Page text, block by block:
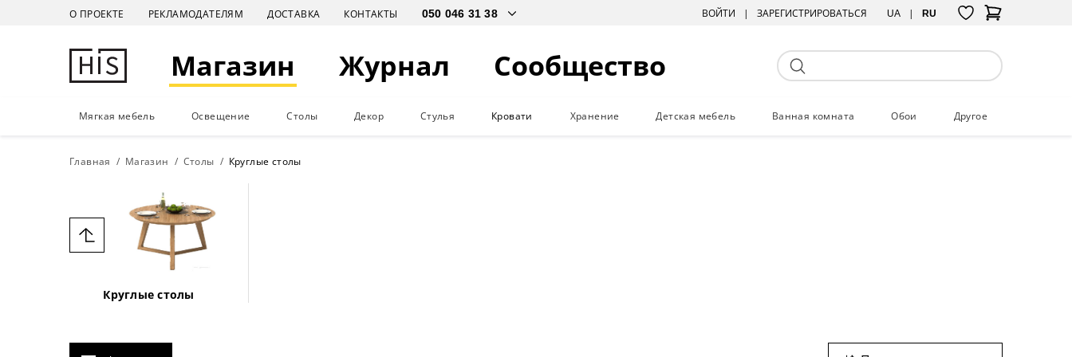
О ПРОЕКТЕ РЕКЛАМОДАТЕЛЯМ ДОСТАВКА КОНТАКТЫ ВОЙТИ ЗАРЕГИСТРИРОВАТЬСЯ UA RU
Магазин Журнал Сообщество
Мягкая мебель Освещение Столы Декор Стулья Кровати Хранение Детская мебель Ванная комната Обои Другое
Главная Магазин Столы Круглые столы
Круглые столы